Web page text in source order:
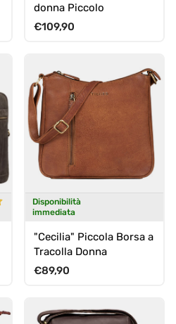
donna Piccolo
Prezzo normale
€109,90
Disponibilità
immediata
"Cecilia" Piccola Borsa a
Tracolla Donna
Prezzo normale
€89,90